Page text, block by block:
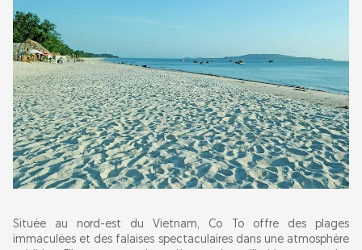
Située au nord-est du Vietnam, Co To offre des plages
immaculées et des falaises spectaculaires dans une atmosphère